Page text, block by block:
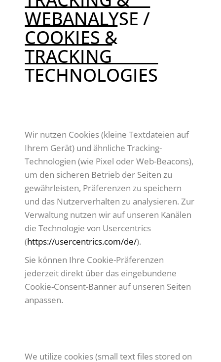
WEBANALYSE /
COOKIES &
TRACKING
TECHNOLOGIES
Wir nutzen Cookies (kleine Textdateien auf
Ihrem Gerät) und ähnliche Tracking-
Technologien (wie Pixel oder Web-Beacons),
um den sicheren Betrieb der Seiten zu
gewährleisten, Präferenzen zu speichern
und das Nutzerverhalten zu analysieren. Zur
Verwaltung nutzen wir auf unseren Kanälen
die Technologie von Usercentrics
(https://usercentrics.com/de/).
Sie können Ihre Cookie-Präferenzen
jederzeit direkt über das eingebundene
Cookie-Consent-Banner auf unseren Seiten
anpassen.
We utilize cookies (small text files stored on